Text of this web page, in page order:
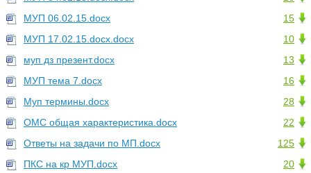
15
МУП 06.02.15.docx
10
МУП 17.02.15.docx.docx
13
муп дз презент.docx
16
МУП тема 7.docx
28
Муп термины.docx
22
ОМС общая характеристика.docx
125
Ответы на задачи по МП.docx
20
ПКС на кр МУП.docx